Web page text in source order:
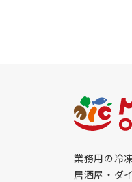
業務用の冷
居酒屋・ダ